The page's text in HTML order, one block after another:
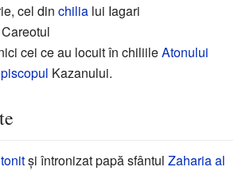
cel din chilia lui Iagari
cei ce au locuit în chiliileAtonului
Kazanului.
și întronizat papă sfântul Zaharia al